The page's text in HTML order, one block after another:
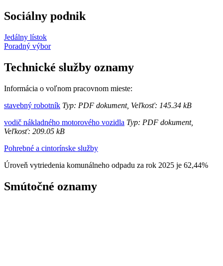
Sociálny podnik
Jedálny lístok
Poradný výbor
Technické služby oznamy
Informácia o voľnom pracovnom mieste:
stavebný robotník Typ: PDF dokument, Veľkosť: 145.34 kB
vodič nákladného motorového vozidla Typ: PDF dokument,
Veľkosť: 209.05 kB
Pohrebné a cintorínske služby
Úroveň vytriedenia komunálneho odpadu za rok 2025 je 62,44%
Smútočné oznamy